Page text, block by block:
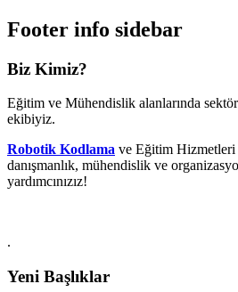
Footer info sidebar
Biz Kimiz?
Eğitim ve Mühendislik alanlarında
ekibiyiz.
Robotik Kodlama ve Eğitim Hizmetleri
danışmanlık, mühendislik ve
yardımcınızız!
.
Yeni Başlıklar